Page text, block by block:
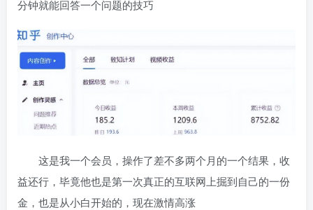
分钟就能回答一个问题的技巧
这是我一个会员，操作了差不多两个月的一个结果，收
益还行，毕竟他也是第一次真正的互联网上掘到自己的一份
金，也是从小白开始的，现在激情高涨